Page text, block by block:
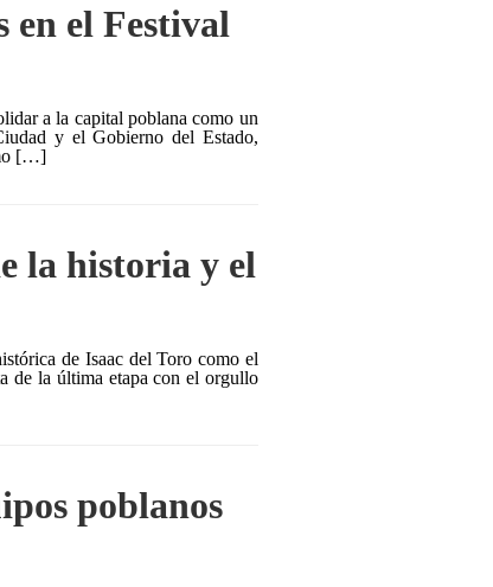
en el Festival
a la capital poblana como un
y el Gobierno del Estado,
[…]
la historia y el
de Isaac del Toro como el
de la última etapa con el orgullo
poblanos